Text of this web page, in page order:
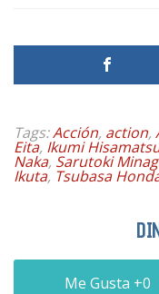
Tags:Acción, action,
Eita, Ikumi
Naka, Sarutoki
Ikuta, Tsubasa
0